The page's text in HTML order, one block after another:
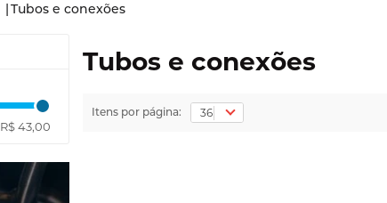
|Tubos e conexões
R$ 43,00
Tubos e conexões
Itens por página: